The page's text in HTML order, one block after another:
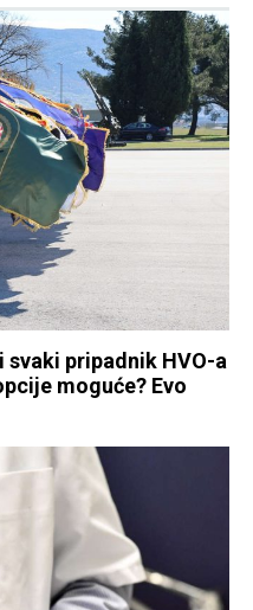
pripadnik HVO-a
moguće? Evo